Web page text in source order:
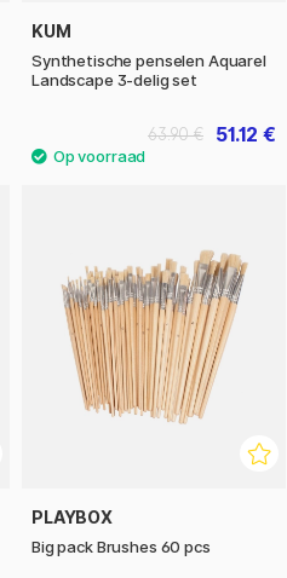
KUM
Synthetische penselen Aquarel
Landscape 3-delig set
51.12 €
63.90 €
PLAYBOX
Big pack Brushes 60 pcs